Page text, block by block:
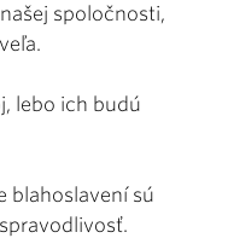
spoločnosti,
lebo ich budú
blahoslavení sú